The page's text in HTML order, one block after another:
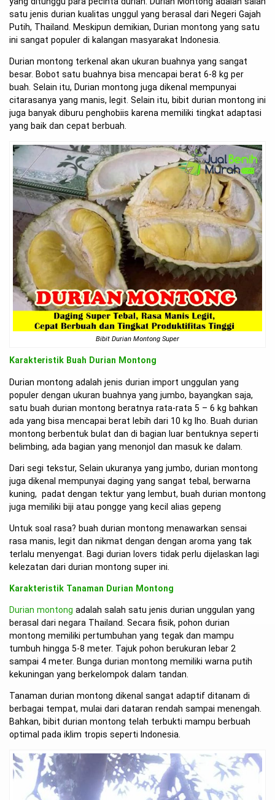
satu jenis durian kualitas unggul yang berasal dari Negeri Gajah
Putih, Thailand. Meskipun demikian, Durian montong yang satu
ini sangat populer di kalangan masyarakat Indonesia.
Durian montong terkenal akan ukuran buahnya yang sangat
besar. Bobot satu buahnya bisa mencapai berat 6-8 kg per
buah. Selain itu, Durian montong juga dikenal mempunyai
citarasanya yang manis, legit. Selain itu, bibit durian montong ini
juga banyak diburu penghobiis karena memiliki tingkat adaptasi
yang baik dan cepat berbuah.
Bibit Durian Montong Super
Karakteristik Buah Durian Montong
Durian montong adalah jenis durian import unggulan yang
populer dengan ukuran buahnya yang jumbo, bayangkan saja,
satu buah durian montong beratnya rata-rata 5 – 6 kg bahkan
ada yang bisa mencapai berat lebih dari 10 kg lho. Buah durian
montong berbentuk bulat dan di bagian luar bentuknya seperti
belimbing, ada bagian yang menonjol dan masuk ke dalam.
Dari segi tekstur, Selain ukuranya yang jumbo, durian montong
juga dikenal mempunyai daging yang sangat tebal, berwarna
kuning, padat dengan tektur yang lembut, buah durian montong
juga memiliki biji atau pongge yang kecil alias gepeng
Untuk soal rasa? buah durian montong menawarkan sensai
rasa manis, legit dan nikmat dengan dengan aroma yang tak
terlalu menyengat. Bagi durian lovers tidak perlu dijelaskan lagi
kelezatan dari durian montong super ini.
Karakteristik Tanaman Durian Montong
Durian montong adalah salah satu jenis durian unggulan yang
berasal dari negara Thailand. Secara fisik, pohon durian
montong memiliki pertumbuhan yang tegak dan mampu
tumbuh hingga 5-8 meter. Tajuk pohon berukuran lebar 2
sampai 4 meter. Bunga durian montong memiliki warna putih
kekuningan yang berkelompok dalam tandan.
Tanaman durian montong dikenal sangat adaptif ditanam di
berbagai tempat, mulai dari dataran rendah sampai menengah.
Bahkan, bibit durian montong telah terbukti mampu berbuah
optimal pada iklim tropis seperti Indonesia.